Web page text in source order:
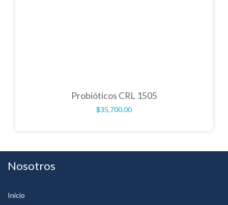
Probióticos CRL 1505
$35,700.00
Nosotros
Inicio